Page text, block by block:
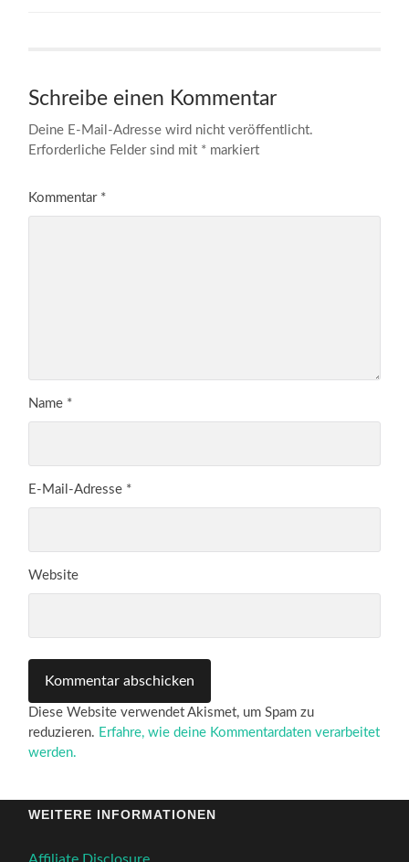
Schreibe einen Kommentar
Deine E-Mail-Adresse wird nicht veröffentlicht.
Erforderliche Felder sind mit * markiert
Kommentar *
Name *
E-Mail-Adresse *
Website
Diese Website verwendet Akismet, um Spam zu
reduzieren. Erfahre, wie deine Kommentardaten verarbeitet
werden.
WEITERE INFORMATIONEN